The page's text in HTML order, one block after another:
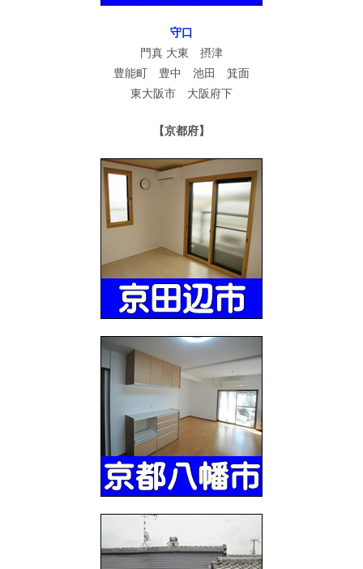
守口
門真 大東 摂津
豊能町 豊中 池田 箕面
東大阪市 大阪府下
【京都府】